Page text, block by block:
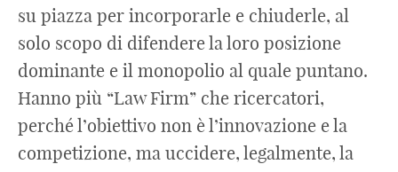
su piazza per incorporarle e chiuderle, al
solo scopo di difendere la loro posizione
dominante e il monopolio al quale puntano.
Hanno più “Law Firm” che ricercatori,
perché l’obiettivo non è l’innovazione e la
competizione, ma uccidere, legalmente, la